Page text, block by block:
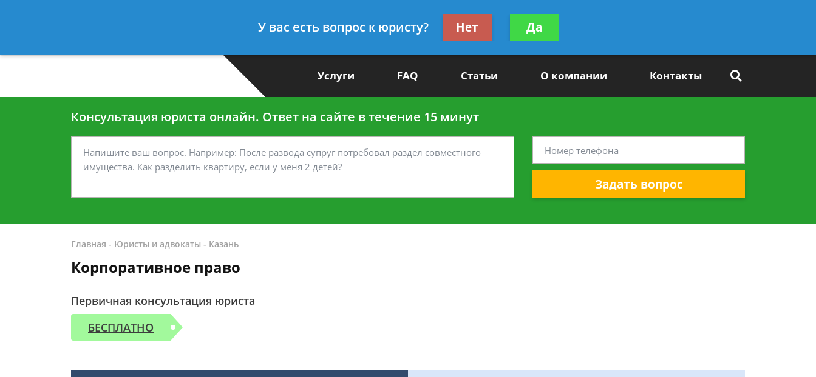
7 812-467-35-90
Получите консультацию
бесплатно
Услуги FAQ Статьи О компании Контакты
Консультация юриста онлайн. Ответ на сайте в течение 15 минут
Задать вопрос
Главная - Юристы и адвокаты - Казань
Корпоративное право
Первичная консультация юриста
БЕСПЛАТНО
У вас есть вопрос к юристу? Нет Да